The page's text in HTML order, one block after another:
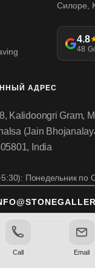
Силоре,
4.8
48
АДРЕС
Kalidoongri Gram,
(Jain
India
Понедельник по
Call Email